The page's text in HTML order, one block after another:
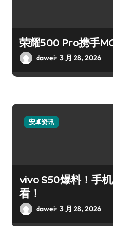
荣耀500 Pro携手
dawei 3 月 28, 2026
安卓资讯
vivo S50爆料！手
看！
dawei 3 月 28, 2026